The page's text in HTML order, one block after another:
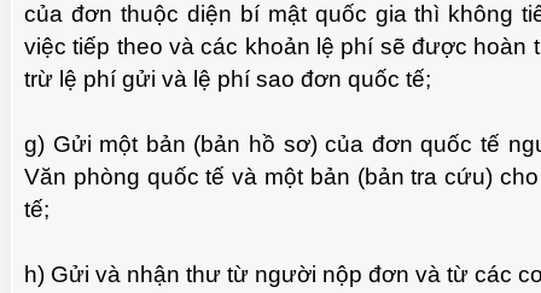
của đơn thuộc diện bí mật quốc gia thì không
việc tiếp theo và các khoản lệ phí sẽ được hoàn
trừ lệ phí gửi và lệ phí sao đơn quốc tế;
g) Gửi một bản (bản hồ sơ) của đơn quốc tế
Văn phòng quốc tế và một bản (bản tra cứu)
tế;
h) Gửi và nhận thư từ người nộp đơn và từ các